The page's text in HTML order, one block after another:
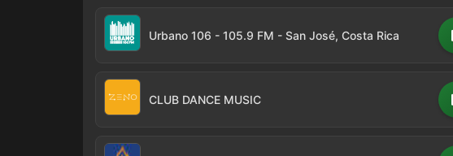
Hip-Hop
Trance
Urbano 106 - 105.9 FM - San José, Costa Rica
CLUB DANCE MUSIC